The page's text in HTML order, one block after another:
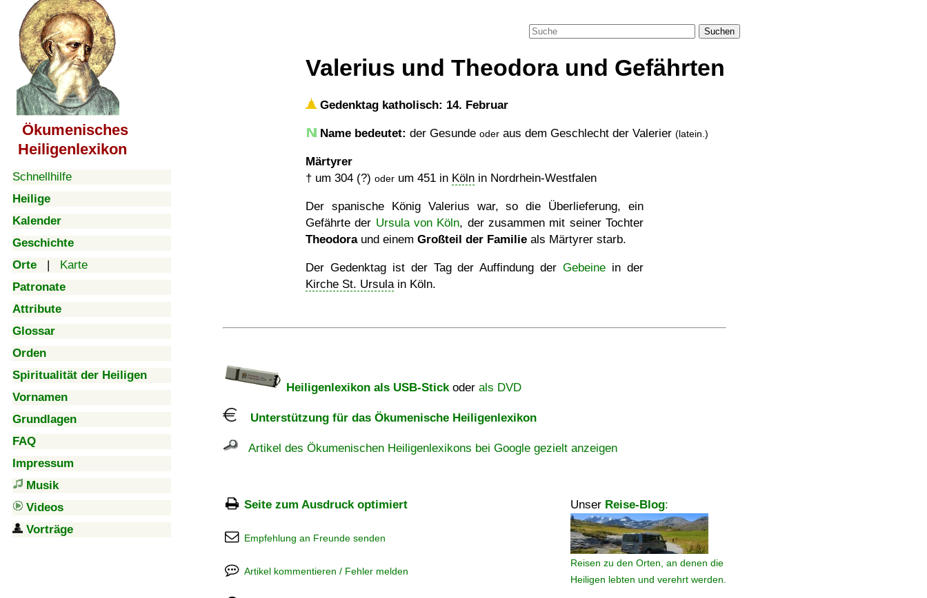
Ökumenisches
Heiligenlexikon
Schnellhilfe
Heilige
Kalender
Geschichte
Orte | Karte
Patronate
Attribute
Glossar
Orden
Spiritualität der Heiligen
Vornamen
Grundlagen
FAQ
Impressum
Musik
Videos
Vorträge
Suchen
Valerius und Theodora und Gefährten
Gedenktag katholisch: 14. Februar
Name bedeutet: der Gesunde oder aus dem Geschlecht der Valerier (latein.)
Märtyrer
† um 304 (?) oder um 451 in Köln in Nordrhein-Westfalen
Der spanische König Valerius war, so die Überlieferung, ein
Gefährte der Ursula von Köln, der zusammen mit seiner Tochter
Theodoraund einem Großteil der Familie als Märtyrer starb.
Der Gedenktag ist der Tag der Auffindung derGebeine in der
Kirche St. Ursulain Köln.
Heiligenlexikon als USB-Stickoder als DVD
Unterstützung für das Ökumenische Heiligenlexikon
Artikel des Ökumenischen Heiligenlexikons bei Google gezielt anzeigen
Seite zum Ausdruck optimiert Unser Reise-Blog:
Reisen zu den Orten, an denen die
Heiligen lebten und verehrt werden.
Empfehlung an Freunde senden
Artikel kommentieren / Fehler melden